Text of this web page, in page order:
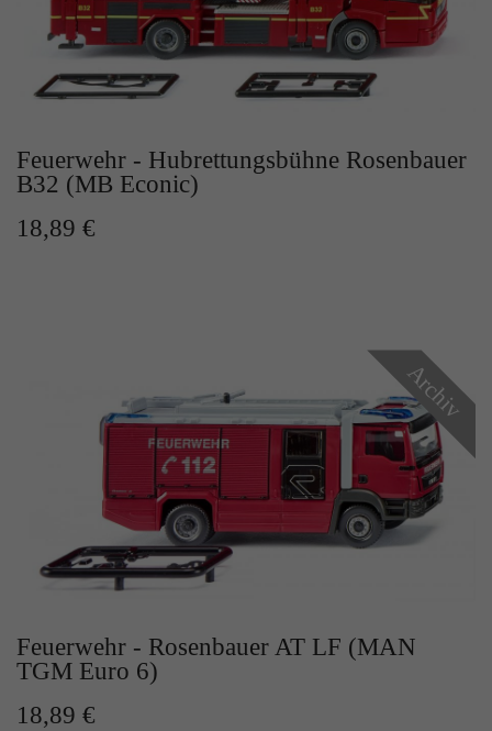
Feuerwehr - Hubrettungsbühne Rosenbauer
B32 (MB Econic)
18,89 €
Archiv
Feuerwehr - Rosenbauer AT LF (MAN
TGM Euro 6)
18,89 €